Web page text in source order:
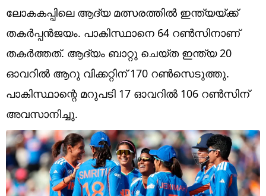
Lifestyle
world
Technology
Religion
Web Story
Photo
Short Videos
ലോകകപ്പിലെ ആദ്യ മത്സരത്തില്‍ ഇന്ത്യയ്ക്ക്
തകര്‍പ്പന്‍ജയം. പാകിസ്ഥാനെ 64 റണ്‍സിനാണ്
തകര്‍ത്തത്. ആദ്യം ബാറ്റു ചെയ്ത ഇന്ത്യ 20
ഓവറില്‍ ആറു വിക്കറ്റിന് 170 റണ്‍സെടുത്തു.
പാകിസ്ഥാന്റെ മറുപടി 17 ഓവറില്‍ 106 റണ്‍സിന്
അവസാനിച്ചു.